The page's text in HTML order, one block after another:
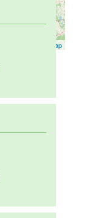
OpenStreetMap